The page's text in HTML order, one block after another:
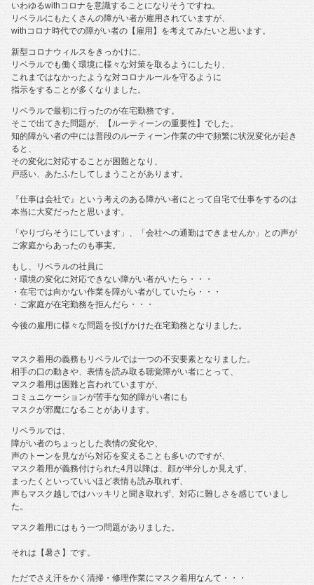
いわゆるwithコロナを意識することになりそうですね。
リベラルにもたくさんの障がい者が雇用されていますが、
withコロナ時代での障がい者の【雇用】を考えてみたいと思います。
新型コロナウィルスをきっかけに、
リベラルでも働く環境に様々な対策を取るようにしたり、
これまではなかったような対コロナルールを守るように
指示をすることが多くなりました。
リベラルで最初に行ったのが在宅勤務です。
そこで出てきた問題が、【ルーティーンの重要性】でした。
知的障がい者の中には普段のルーティーン作業の中で頻繁に状況変化が起き
ると、
その変化に対応することが困難となり、
戸惑い、あたふたしてしまうことがあります。
『仕事は会社で』という考えのある障がい者にとって自宅で仕事をするのは
本当に大変だったと思います。
「やりづらそうにしています」、「会社への通勤はできませんか」との声が
ご家庭からあったのも事実。
もし、リベラルの社員に
・環境の変化に対応できない障がい者がいたら・・・
・在宅では向かない作業を障がい者がしていたら・・・
・ご家庭が在宅勤務を拒んだら・・・
今後の雇用に様々な問題を投げかけた在宅勤務となりました。
マスク着用の義務もリベラルでは一つの不安要素となりました。
相手の口の動きや、表情を読み取る聴覚障がい者にとって、
マスク着用は困難と言われていますが、
コミュニケーションが苦手な知的障がい者にも
マスクが邪魔になることがあります。
リベラルでは、
障がい者のちょっとした表情の変化や、
声のトーンを見ながら対応を変えることも多いのですが、
マスク着用が義務付けられた4月以降は、顔が半分しか見えず、
まったくといっていいほど表情も読み取れず、
声もマスク越しではハッキリと聞き取れず、対応に難しさを感じていまし
た。
マスク着用にはもう一つ問題がありました。
それは【暑さ】です。
ただでさえ汗をかく清掃・修理作業にマスク着用なんて・・・